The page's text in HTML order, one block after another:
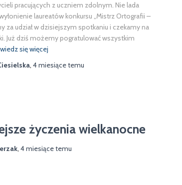
pracujących z uczniem zdolnym. Nie lada
laureatów konkursu „Mistrz Ortografii –
za udział w dzisiejszym spotkaniu i czekamy na
Już dziś możemy pogratulować wszystkim
się więcej
, 4 miesiącetemu
życzenia wielkanocne
, 4 miesiącetemu